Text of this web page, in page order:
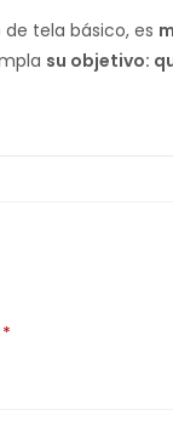
de tela básico, es
su objetivo:
*